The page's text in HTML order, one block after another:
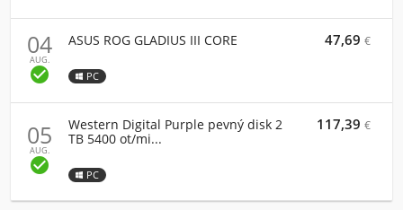
04
AUG.

ASUS ROG GLADIUS III CORE
PC
47,69 €
05
AUG.

Western Digital Purple pevný disk 2
TB 5400 ot/mi...
PC
117,39 €